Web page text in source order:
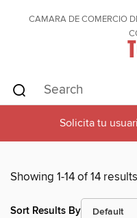
CAMARA DE COMERCIO
Solicita tu
Showing 1-14 of 14 results
Sort Results By